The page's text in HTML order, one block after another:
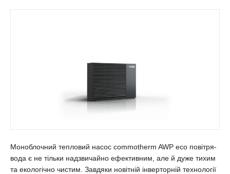
Моноблочний тепловий насос commotherm AWP eco повітря-
вода є не тільки надзвичайно ефективним, але й дуже тихим
та екологічно чистим. Завдяки новітній інверторній технології